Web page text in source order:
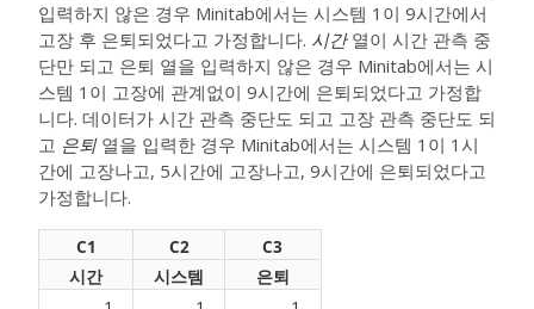
입력하지 않은 경우 Minitab에서는 시스템 1이 9시간에서
고장 후 은퇴되었다고 가정합니다. 시간열이 시간 관측 중
단만 되고 은퇴 열을 입력하지 않은 경우 Minitab에서는 시
스템 1이 고장에 관계없이 9시간에 은퇴되었다고 가정합
니다. 데이터가 시간 관측 중단도 되고 고장 관측 중단도 되
고 은퇴열을 입력한 경우 Minitab에서는 시스템 1이 1시
간에 고장나고, 5시간에 고장나고, 9시간에 은퇴되었다고
가정합니다.
C1 C2
C3
시간
시스템
은퇴